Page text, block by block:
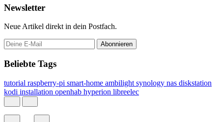
Newsletter
Neue Artikel direkt in dein Postfach.
Abonnieren
Beliebte Tags
tutorial raspberry-pi smart-home ambilight synology nas diskstation
kodi installation openhab hyperion libreelec